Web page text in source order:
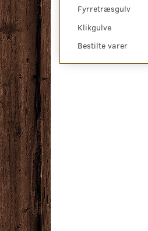
Fyrretræsgulv
Klikgulve
Bestilte varer
16,93 DKKpr
487,50 DKK pr
487,50 DKK
Se produktet